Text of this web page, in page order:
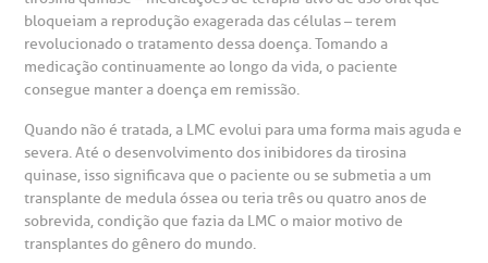
Fale Conosco
São Paulo - SP
BP Mirante
corporativa
social
Centro de Doenças Autoimunes
de cópia de prontuário médico
de orçamento particular
de veracidade de atestado
atendimento
bloqueiam a reprodução exagerada das células – terem
revolucionado o tratamento dessa doença. Tomando a
medicação continuamente ao longo da vida, o paciente
consegue manter a doença em remissão.
Quando não é tratada, a LMC evolui para uma forma mais aguda e
severa. Até o desenvolvimento dos inibidores da tirosina
quinase, isso significava que o paciente ou se submetia a um
transplante de medula óssea ou teria três ou quatro anos de
sobrevida, condição que fazia da LMC o maior motivo de
transplantes do gênero do mundo.